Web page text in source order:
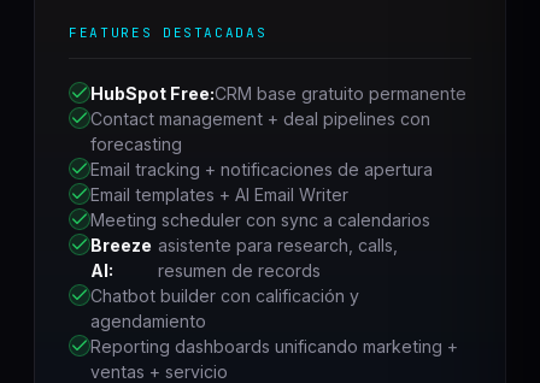
FEATURES DESTACADAS
HubSpot Free:CRM base gratuito permanente
Contact management + deal pipelines con
forecasting
Email tracking + notificaciones de apertura
Email templates + AI Email Writer
Meeting scheduler con sync a calendarios
Breeze
AI:
asistente para research, calls,
resumen de records
Chatbot builder con calificación y
agendamiento
Reporting dashboards unificando marketing +
ventas + servicio